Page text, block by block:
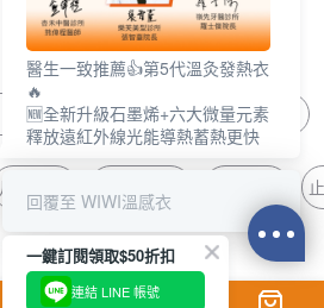
(深紅 女F)
$129
內衣(奶霜白 F-F+)
$880
月牙 杯墊
醫生一致推薦👍第5代溫灸發熱衣
🔥
🆕全新升級石墨烯+六大微量元素
釋放遠紅外線光能導熱蓄熱更快
回覆至 WIWI溫感衣
一鍵訂閱領取$50折扣
連結 LINE 帳號